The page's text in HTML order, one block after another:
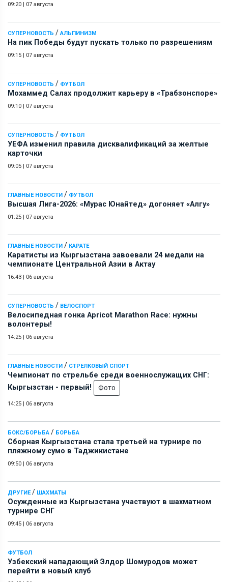
09:20 07 августа
СУПЕРНОВОСТЬ / АЛЬПИНИЗМ
На пик Победы будут пускать только по разрешениям
09:15 07 августа
СУПЕРНОВОСТЬ / ФУТБОЛ
Мохаммед Салах продолжит карьеру в «Трабзонспоре»
09:10 07 августа
СУПЕРНОВОСТЬ / ФУТБОЛ
УЕФА изменил правила дисквалификаций за желтые
карточки
09:05 07 августа
ГЛАВНЫЕ НОВОСТИ / ФУТБОЛ
Высшая Лига-2026: «Мурас Юнайтед» догоняет «Алгу»
01:25 07 августа
ГЛАВНЫЕ НОВОСТИ / КАРАТЕ
Каратисты из Кыргызстана завоевали 24 медали на
чемпионате Центральной Азии в Актау
16:43 06 августа
СУПЕРНОВОСТЬ / ВЕЛОСПОРТ
Велосипедная гонка Apricot Marathon Race: нужны
волонтеры!
14:25 06 августа
ГЛАВНЫЕ НОВОСТИ / СТРЕЛКОВЫЙ СПОРТ
Чемпионат по стрельбе среди военнослужащих СНГ:
Кыргызстан - первый!
Фото
14:25 06 августа
БОКС/БОРЬБА / БОРЬБА
Сборная Кыргызстана стала третьей на турнире по
пляжному сумо в Таджикистане
09:50 06 августа
ДРУГИЕ/ ШАХМАТЫ
Осужденные из Кыргызстана участвуют в шахматном
турнире СНГ
09:45 06 августа
ФУТБОЛ
Узбекский нападающий Элдор Шомуродов может
перейти в новый клуб